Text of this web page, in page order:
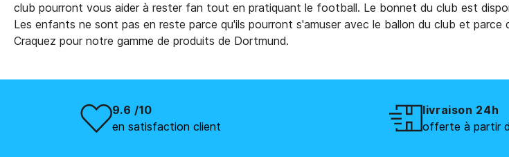
club pourront vous aider à rester fan tout en pratiquant le football. Le bonnet du club est
Les enfants ne sont pas en reste parce qu'ils pourront s'amuser avec le ballon du club et
Craquez pour notre gamme de produits de Dortmund.
9.6 /10
en satisfaction client
livraison 24h
offerte à partir